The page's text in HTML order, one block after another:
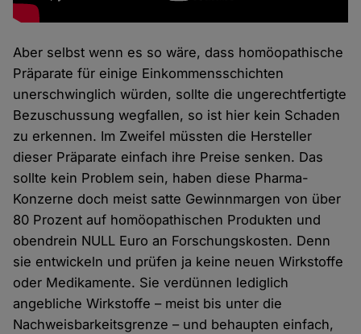
Aber selbst wenn es so wäre, dass homöopathische
Präparate für einige Einkommensschichten
unerschwinglich würden, sollte die ungerechtfertigte
Bezuschussung wegfallen, so ist hier kein Schaden
zu erkennen. Im Zweifel müssten die Hersteller
dieser Präparate einfach ihre Preise senken. Das
sollte kein Problem sein, haben diese Pharma-
Konzerne doch meist satte Gewinnmargen von über
80 Prozent auf homöopathischen Produkten und
obendrein NULL Euro an Forschungskosten. Denn
sie entwickeln und prüfen ja keine neuen Wirkstoffe
oder Medikamente. Sie verdünnen lediglich
angebliche Wirkstoffe – meist bis unter die
Nachweisbarkeitsgrenze – und behaupten einfach,